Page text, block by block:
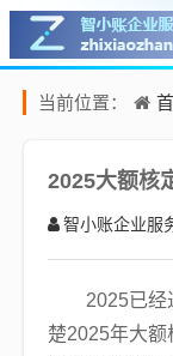
当前位置：
2025大额核
智小账企业服
2025已经过
楚2025年大